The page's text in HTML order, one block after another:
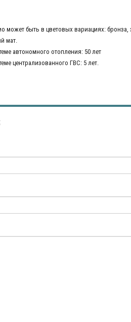
быть в цветовых вариациях: бронза,
мат.
автономного отопления: 50 лет
централизованного ГВС: 5 лет.